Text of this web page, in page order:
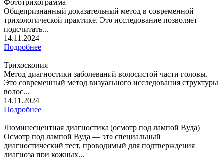
Фототрихограмма
Общепризнанный доказательный метод в современной
трихологической практике. Это исследование позволяет
подсчитать...
14.11.2024
Подробнее
Трихоскопия
Метод диагностики заболеваний волосистой части головы.
Это современный метод визуального исследования структуры
волос...
14.11.2024
Подробнее
Люминесцентная диагностика (осмотр под лампой Вуда)
Осмотр под лампой Вуда — это специальный
диагностический тест, проводимый для подтверждения
диагноза при кожных...